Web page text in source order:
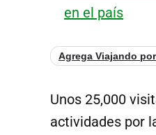
en el país
Agrega Viajando
Unos 25,000
actividades por